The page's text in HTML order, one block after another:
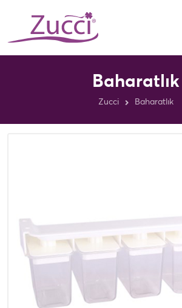
Baharatlık
Zucci Baharatlık